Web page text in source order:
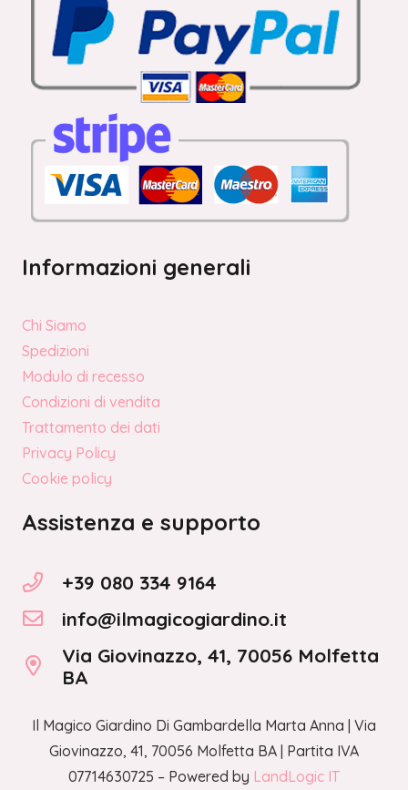
Informazioni generali
Chi Siamo
Spedizioni
Modulo di recesso
Condizioni di vendita
Trattamento dei dati
Privacy Policy
Cookie policy
Assistenza e supporto
+39 080 334 9164
info@ilmagicogiardino.it
Via Giovinazzo, 41, 70056 Molfetta
BA
Il Magico Giardino Di Gambardella Marta Anna | Via
Giovinazzo, 41, 70056 Molfetta BA | Partita IVA
07714630725 – Powered by LandLogic IT